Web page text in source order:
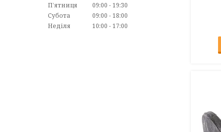
Пʼятниця
09:00
19:30
Субота
09:00
18:00
Неділя
10:00 17:00